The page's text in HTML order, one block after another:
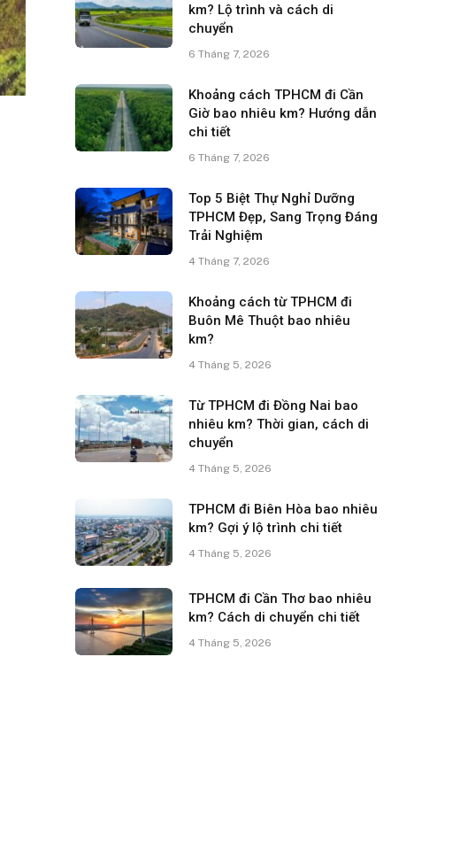
km? Lộ trình và cách di
chuyển
6 Tháng 7, 2026
Khoảng cách TPHCM đi Cần
Giờ bao nhiêu km? Hướng dẫn
chi tiết
6 Tháng 7, 2026
Top 5 Biệt Thự Nghỉ Dưỡng
TPHCM Đẹp, Sang Trọng Đáng
Trải Nghiệm
4 Tháng 7, 2026
Khoảng cách từ TPHCM đi
Buôn Mê Thuột bao nhiêu
km?
4 Tháng 5, 2026
Từ TPHCM đi Đồng Nai bao
nhiêu km? Thời gian, cách di
chuyển
4 Tháng 5, 2026
TPHCM đi Biên Hòa bao nhiêu
km? Gợi ý lộ trình chi tiết
4 Tháng 5, 2026
TPHCM đi Cần Thơ bao nhiêu
km? Cách di chuyển chi tiết
4 Tháng 5, 2026